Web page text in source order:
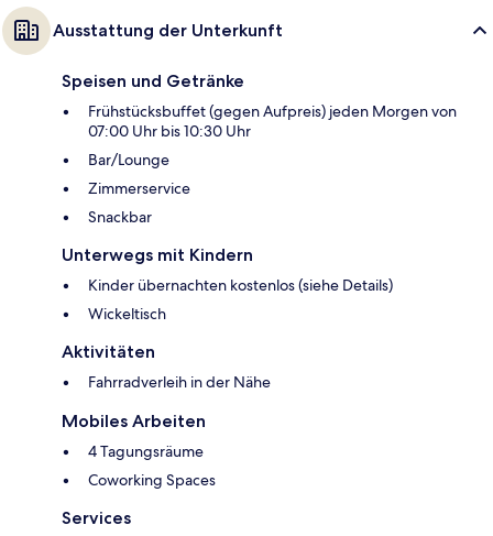
Ausstattung der Unterkunft
Speisen und Getränke
Frühstücksbuffet (gegen Aufpreis) jeden Morgen von
07:00 Uhr bis 10:30 Uhr
Bar/Lounge
Zimmerservice
Snackbar
Unterwegs mit Kindern
Kinder übernachten kostenlos (siehe Details)
Wickeltisch
Aktivitäten
Fahrradverleih in der Nähe
Mobiles Arbeiten
4 Tagungsräume
Coworking Spaces
Services